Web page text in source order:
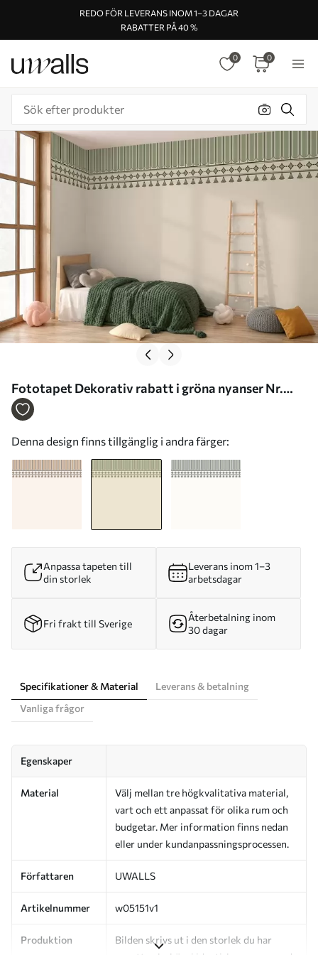
REDO FÖR LEVERANS INOM 1–3 DAGAR
RABATTER PÅ 40 %
0 0
Fototapet Dekorativ rabatt i gröna nyanser Nr.
w05151v1
Denna design finns tillgänglig i andra färger:
Anpassa tapeten till
din storlek
Leverans inom 1–3
arbetsdagar
Fri frakt till Sverige
Återbetalning inom
30 dagar
Specifikationer & Material
Leverans & betalning
Vanliga frågor
Egenskaper
Material
Välj mellan tre högkvalitativa material,
vart och ett anpassat för olika rum och
budgetar. Mer information finns nedan
eller under kundanpassningsprocessen.
Författaren UWALLS
Artikelnummer w05151v1
Produktion
Bilden skrivs ut i den storlek du har